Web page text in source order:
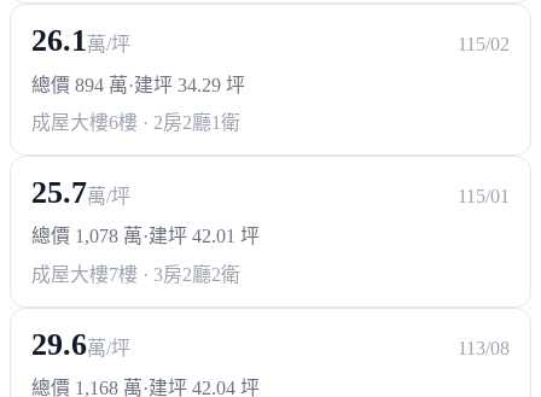
26.1萬/坪
115/02
總價 894 萬·建坪 34.29 坪
成屋大樓6樓 · 2房2廳1衛
25.7萬/坪
115/01
總價 1,078 萬·建坪 42.01 坪
成屋大樓7樓 · 3房2廳2衛
29.6萬/坪
113/08
總價 1,168 萬·建坪 42.04 坪